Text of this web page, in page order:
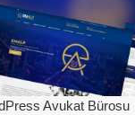
Avukat Bürosu